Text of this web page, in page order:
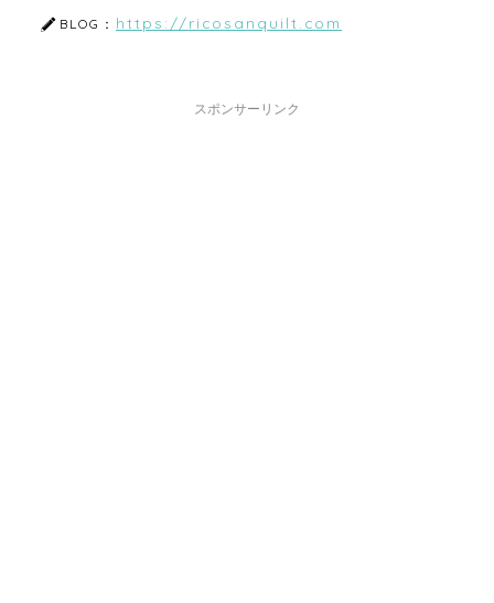
BLOG： https://ricosanquilt.com
スポンサーリンク